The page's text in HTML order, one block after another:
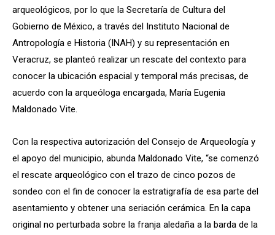
arqueológicos, por lo que la Secretaría de Cultura del
Gobierno de México, a través del Instituto Nacional de
Antropología e Historia (INAH) y su representación en
Veracruz, se planteó realizar un rescate del contexto para
conocer la ubicación espacial y temporal más precisas, de
acuerdo con la arqueóloga encargada, María Eugenia
Maldonado Vite.
Con la respectiva autorización del Consejo de Arqueología y
el apoyo del municipio, abunda Maldonado Vite, “se comenzó
el rescate arqueológico con el trazo de cinco pozos de
sondeo con el fin de conocer la estratigrafía de esa parte del
asentamiento y obtener una seriación cerámica. En la capa
original no perturbada sobre la franja aledaña a la barda de la